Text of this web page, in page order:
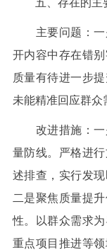
主要问题：一
开内容中存在错
质量有待进一步
未能精准回应群众
改进措施：一
量防线。严格进
述排查，实行发
二是聚焦质量提
性。以群众需求
重点项目推进等